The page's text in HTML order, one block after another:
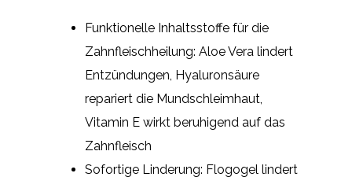
Funktionelle Inhaltsstoffe für die
Zahnfleischheilung: Aloe Vera lindert
Entzündungen, Hyaluronsäure
repariert die Mundschleimhaut,
Vitamin E wirkt beruhigend auf das
Zahnfleisch
Sofortige Linderung: Flogogel lindert